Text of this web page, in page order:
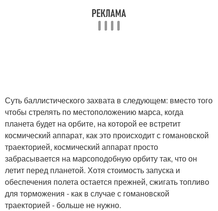
Суть баллистического захвата в следующем: вместо того
чтобы стрелять по местоположению марса, когда
планета будет на орбите, на которой ее встретит
космический аппарат, как это происходит с гомановской
траекторией, космический аппарат просто
забрасывается на марсоподобную орбиту так, что он
летит перед планетой. Хотя стоимость запуска и
обеспечения полета остается прежней, сжигать топливо
для торможения - как в случае с гомановской
траекторией - больше не нужно.